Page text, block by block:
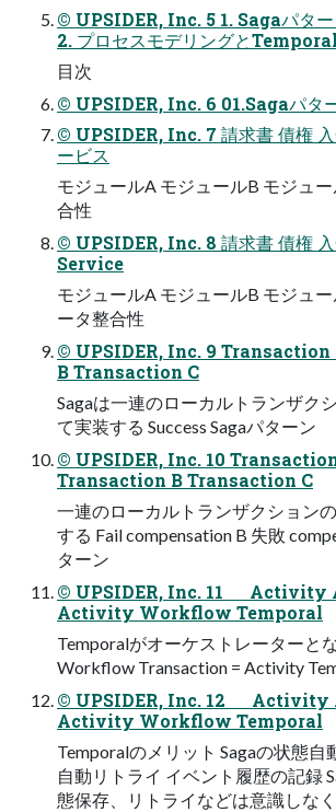
© UPSIDER, Inc. 5 1. Sagaパタ
2. プロセスモデリングと
⽬次
© UPSIDER, Inc. 6 01.Sagaパタ
© UPSIDER, Inc. 7 請求書 債権 入
ービス
モジュールA モジュールB モジュ
合性
© UPSIDER, Inc. 8 請求書 債権 入
Service
モジュールA モジュールB モジュ
ータ整合性
© UPSIDER, Inc. 9
B Transaction C
Sagaは一連のローカルトランザク
て実装する Success Sagaパターン
© UPSIDER, Inc. 10
Transaction B Transaction C
一連のローカルトランザクション
する Fail compensation B 失敗
ターン
© UPSIDER, Inc. 11
Activity Workflow Temporal
Temporalがオーケストレーターと
Workflow Transaction = Activity
© UPSIDER, Inc. 12
Activity Workflow Temporal
Temporalのメリット Sagaの状態自
自動リトライ イベント履歴の記録
態保存、リトライなどは意識しなく